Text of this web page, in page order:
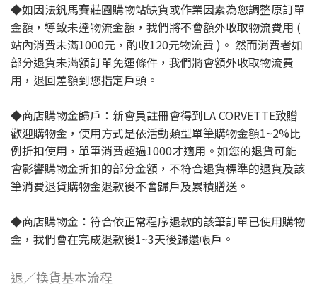
◆如因法釩馬賽莊園購物站缺貨或作業因素為您調整原訂單
金額，導致未達物流金額，我們將不會額外收取物流費用 (
站內消費未滿1000元，酌收120元物流費 )。 然而消費者如
部分退貨未滿額訂單免運條件，我們將會額外收取物流費
用，退回差額到您指定戶頭。
◆商店購物金歸戶：新會員註冊會得到LA CORVETTE致贈
歡迎購物金，使用方式是依活動類型單筆購物金額1~2%比
例折扣使用，單筆消費超過1000才適用。如您的退貨可能
會影響購物金折扣的部分金額，不符合退貨標準的退貨及該
筆消費退貨購物金退款後不會歸戶及累積贈送。
◆商店購物金：符合依正常程序退款的該筆訂單已使用購物
金，我們會在完成退款後1~3天後歸還帳戶。
退／換貨基本流程